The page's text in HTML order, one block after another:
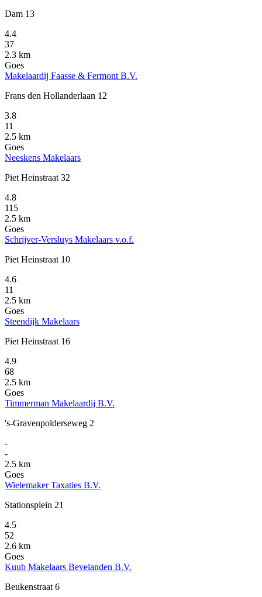
Dam 13
4.4
37
2.3 km
Goes
Makelaardij Faasse & Fermont B.V.
Frans den Hollanderlaan 12
3.8
11
2.5 km
Goes
Neeskens Makelaars
Piet Heinstraat 32
4.8
115
2.5 km
Goes
Schrijver-Versluys Makelaars v.o.f.
Piet Heinstraat 10
4.6
11
2.5 km
Goes
Steendijk Makelaars
Piet Heinstraat 16
4.9
68
2.5 km
Goes
Timmerman Makelaardij B.V.
's-Gravenpolderseweg 2
-
-
2.5 km
Goes
Wielemaker Taxaties B.V.
Stationsplein 21
4.5
52
2.6 km
Goes
Kuub Makelaars Bevelanden B.V.
Beukenstraat 6